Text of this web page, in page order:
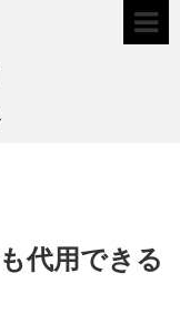
代用できる